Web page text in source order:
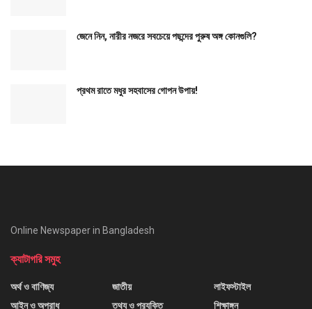
জেনে নিন, নারীর নজরে সবচেয়ে পছন্দের পুরুষ অঙ্গ কোনগুলি?
প্রথম রাতে মধুর সহবাসের গোপন উপায়!
Online Newspaper in Bangladesh
ক্যাটাগরি সমুহ
অর্থ ও বাণিজ্য
আইন ও অপরাধ
জাতীয়
তথ্য ও প্রযুক্তি
লাইফস্টাইল
শিক্ষাঙ্গন